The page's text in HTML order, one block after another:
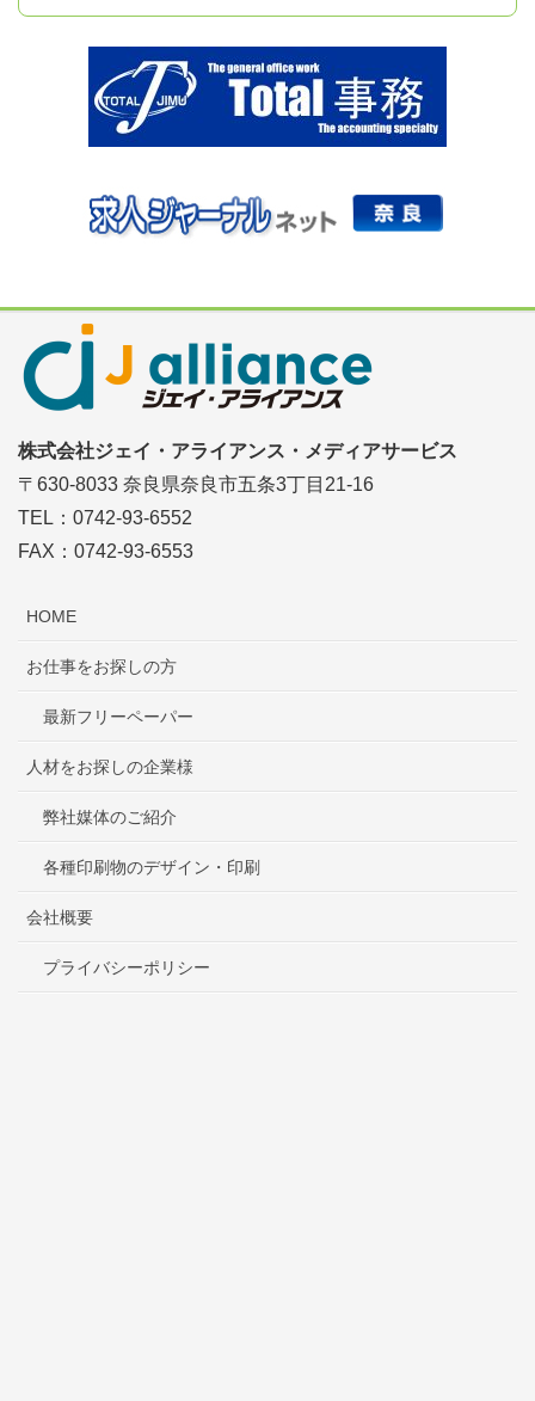
株式会社ジェイ・アライアンス・メディアサービス
〒630-8033 奈良県奈良市五条3丁目21-16
TEL：0742-93-6552
FAX：0742-93-6553
HOME
お仕事をお探しの方
最新フリーペーパー
人材をお探しの企業様
弊社媒体のご紹介
各種印刷物のデザイン・印刷
会社概要
プライバシーポリシー